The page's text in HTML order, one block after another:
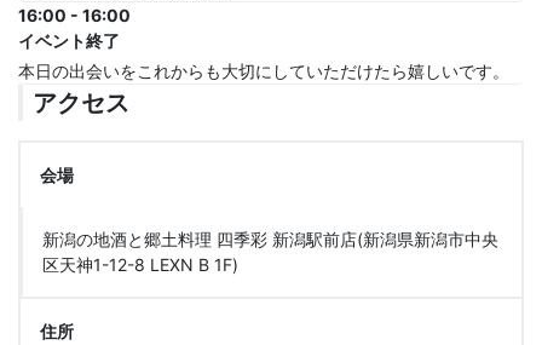
16:00 - 16:00
イベント終了
本日の出会いをこれからも大切にしていただけたら嬉しいです。
アクセス
会場
新潟の地酒と郷土料理 四季彩 新潟駅前店(新潟県新潟市中央
区天神1-12-8 LEXN B 1F)
住所